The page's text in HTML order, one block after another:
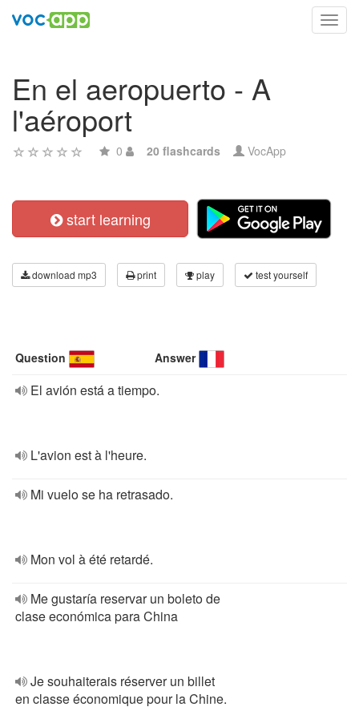
En el aeropuerto - A
l'aéroport
0 20 flashcards VocApp
start learning
download mp3 print play test yourself
Question Answer
El avión está a tiempo.
L'avion est à l'heure.
Mi vuelo se ha retrasado.
Mon vol à été retardé.
Me gustaría reservar un boleto de
clase económica para China
Je souhaiterais réserver un billet
en classe économique pour la Chine.